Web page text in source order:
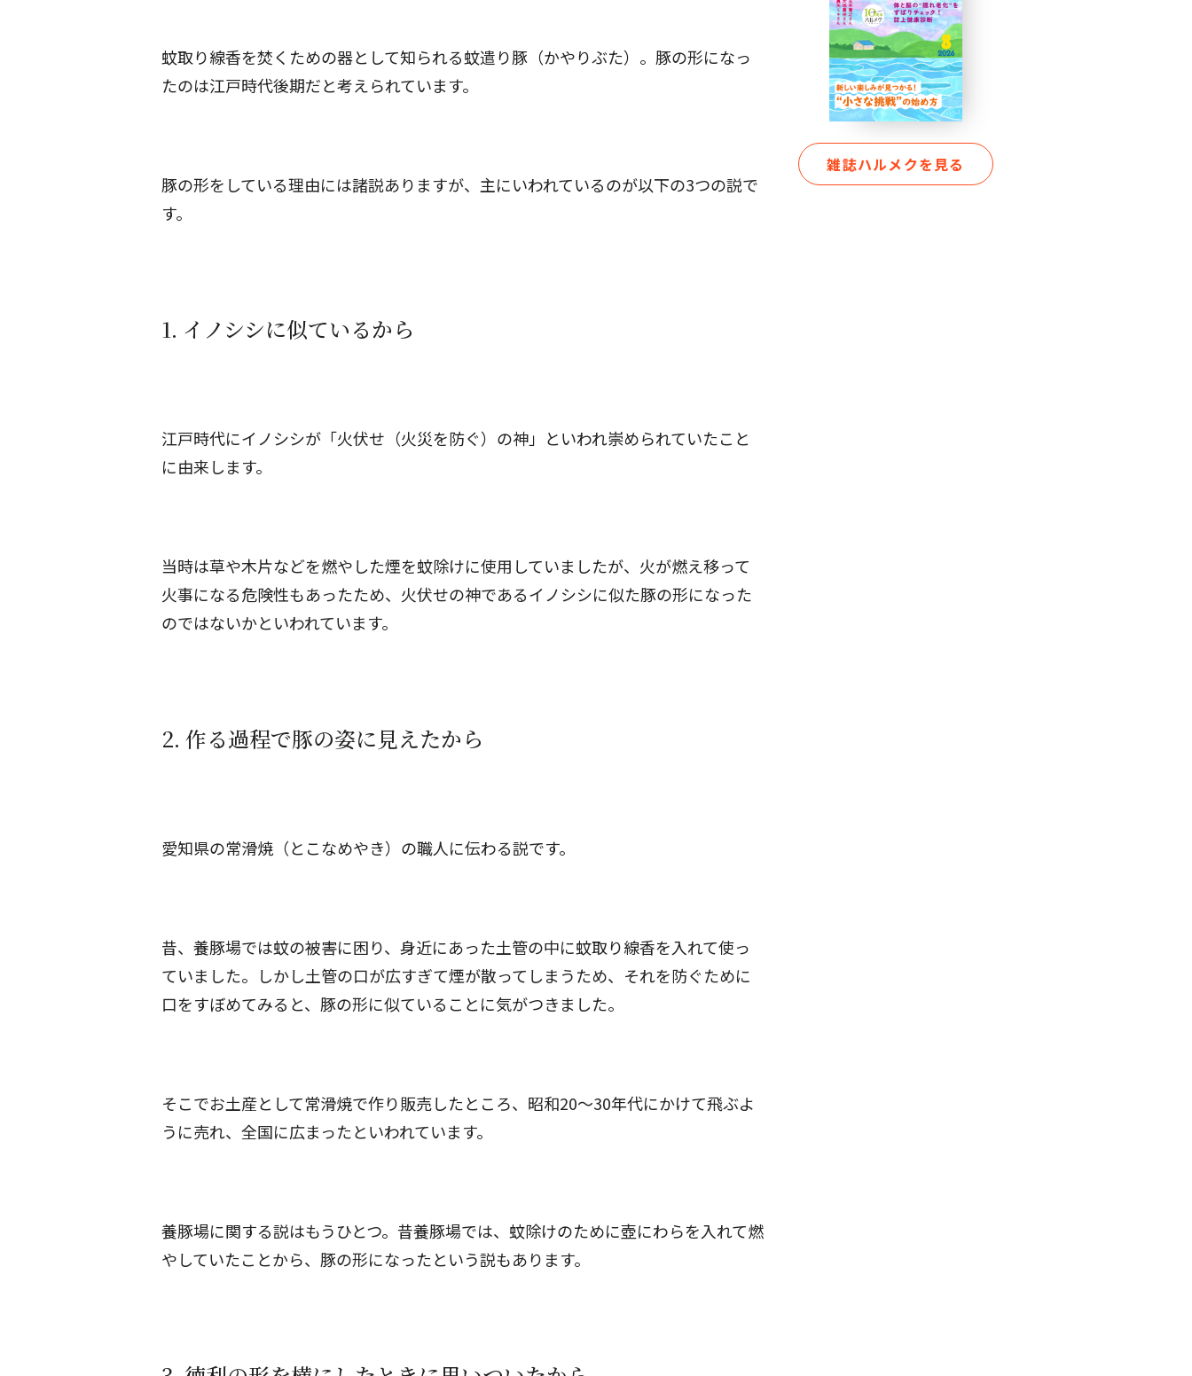
蚊取り線香を焚くための器として知られる蚊遣り豚（かやりぶた）。豚の形になっ
たのは江戸時代後期だと考えられています。
豚の形をしている理由には諸説ありますが、主にいわれているのが以下の3つの説で
す。
1. イノシシに似ているから
江戸時代にイノシシが「火伏せ（火災を防ぐ）の神」といわれ崇められていたこと
に由来します。
当時は草や木片などを燃やした煙を蚊除けに使用していましたが、火が燃え移って
火事になる危険性もあったため、火伏せの神であるイノシシに似た豚の形になった
のではないかといわれています。
2. 作る過程で豚の姿に見えたから
愛知県の常滑焼（とこなめやき）の職人に伝わる説です。
昔、養豚場では蚊の被害に困り、身近にあった土管の中に蚊取り線香を入れて使っ
ていました。しかし土管の口が広すぎて煙が散ってしまうため、それを防ぐために
口をすぼめてみると、豚の形に似ていることに気がつきました。
そこでお土産として常滑焼で作り販売したところ、昭和20〜30年代にかけて飛ぶよ
うに売れ、全国に広まったといわれています。
養豚場に関する説はもうひとつ。昔養豚場では、蚊除けのために壺にわらを入れて燃
やしていたことから、豚の形になったという説もあります。
雑誌ハルメクを見る